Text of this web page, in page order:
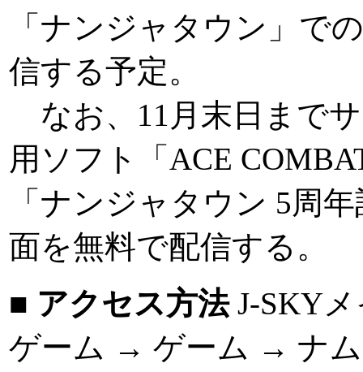
「ナンジャタウン」で
信する予定。
なお、11月末日まで
用ソフト「ACE
「ナンジャタウン 5周
面を無料で配信する。
■ アクセス方法J-SKY
ゲーム → ゲーム → ナ